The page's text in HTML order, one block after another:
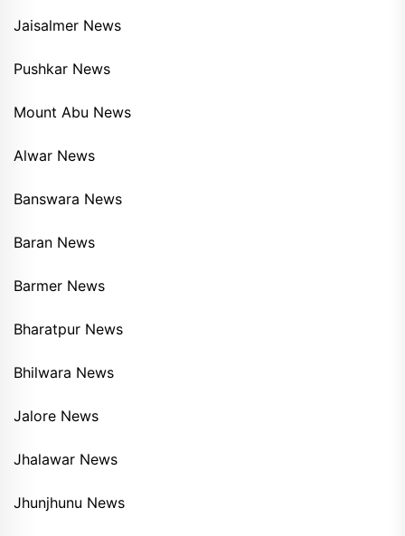
Jaisalmer News
Pushkar News
Mount Abu News
Alwar News
Banswara News
Baran News
Barmer News
Bharatpur News
Bhilwara News
Jalore News
Jhalawar News
Jhunjhunu News